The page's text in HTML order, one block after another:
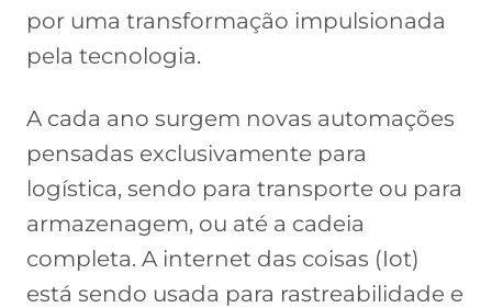
por uma transformação impulsionada
pela tecnologia.
A cada ano surgem novas automações
pensadas exclusivamente para
logística, sendo para transporte ou para
armazenagem, ou até a cadeia
completa. A internet das coisas (Iot)
está sendo usada para rastreabilidade e